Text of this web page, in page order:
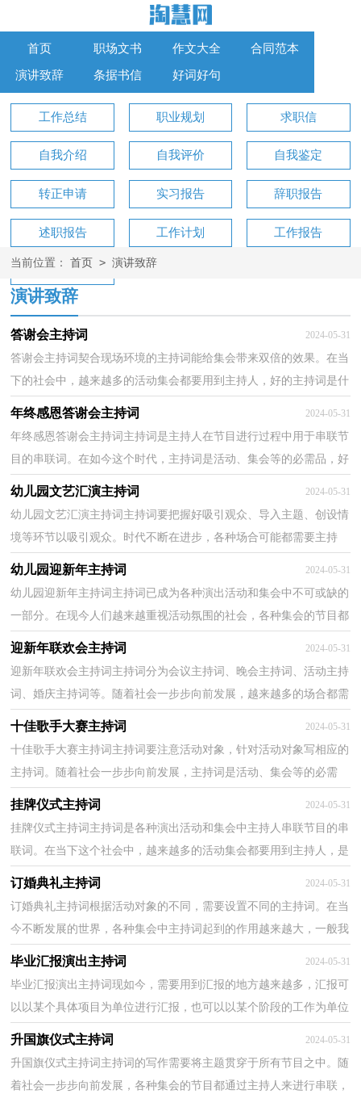
首页 职场文书 作文大全 合同范本
演讲致辞 条据书信 好词好句
工作总结 职业规划 求职信
自我介绍 自我评价 自我鉴定
转正申请 实习报告 辞职报告
述职报告 工作计划 工作报告
工作方案
当前位置： 首页 > 演讲致辞
演讲致辞
答谢会主持词 2024-05-31
答谢会主持词契合现场环境的主持词能给集会带来双倍的效果。在当
下的社会中，越来越多的活动集会都要用到主持人，好的主持词是什
么样的呢？下面是小编收集整理的答谢会主持词，希望...
年终感恩答谢会主持词 2024-05-31
年终感恩答谢会主持词主持词是主持人在节目进行过程中用于串联节
目的串联词。在如今这个时代，主持词是活动、集会等的必需品，好
的主持词是什么样的呢？下面是小编精心整理的年终...
幼儿园文艺汇演主持词 2024-05-31
幼儿园文艺汇演主持词主持词要把握好吸引观众、导入主题、创设情
境等环节以吸引观众。时代不断在进步，各种场合可能都需要主持
人，那么如何把主持词做到重点主题呢？下面是小编精...
幼儿园迎新年主持词 2024-05-31
幼儿园迎新年主持词主持词已成为各种演出活动和集会中不可或缺的
一部分。在现今人们越来越重视活动氛围的社会，各种集会的节目都
通过主持人来进行串联，快来参考主持词是怎么写...
迎新年联欢会主持词 2024-05-31
迎新年联欢会主持词主持词分为会议主持词、晚会主持词、活动主持
词、婚庆主持词等。随着社会一步步向前发展，越来越多的场合都需
要用到主持人，现在你是否对主持词一筹莫展呢？下...
十佳歌手大赛主持词 2024-05-31
十佳歌手大赛主持词主持词要注意活动对象，针对活动对象写相应的
主持词。随着社会一步步向前发展，主持词是活动、集会等的必需
品，那么我们该怎么去写主持词呢？下面是小编帮大家整...
挂牌仪式主持词 2024-05-31
挂牌仪式主持词主持词是各种演出活动和集会中主持人串联节目的串
联词。在当下这个社会中，越来越多的活动集会都要用到主持人，是
不是无从下笔、没有头绪？以下是小编整理的挂牌仪...
订婚典礼主持词 2024-05-31
订婚典礼主持词根据活动对象的不同，需要设置不同的主持词。在当
今不断发展的世界，各种集会中主持词起到的作用越来越大，一般我
们都会做好相关准备的，以下是小编为大家收集的订婚...
毕业汇报演出主持词 2024-05-31
毕业汇报演出主持词现如今，需要用到汇报的地方越来越多，汇报可
以以某个具体项目为单位进行汇报，也可以以某个阶段的工作为单位
进行汇报，写汇报都需要注意哪些格式呢？下面是小编收...
升国旗仪式主持词 2024-05-31
升国旗仪式主持词主持词的写作需要将主题贯穿于所有节目之中。随
着社会一步步向前发展，各种集会的节目都通过主持人来进行串联，